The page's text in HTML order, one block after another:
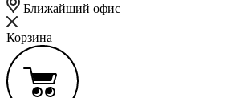
Ближайший офис
Корзина